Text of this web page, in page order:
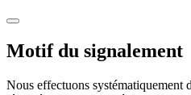
Motif du signalement
Nous effectuons systématiquement